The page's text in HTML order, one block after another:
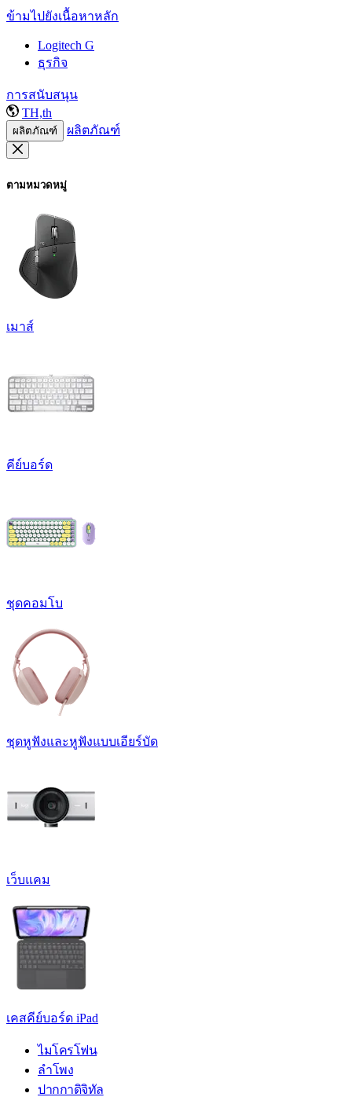
ข้ามไปยังเนื้อหาหลัก
Logitech G
ธุรกิจ
การสนับสนุน
TH,th
ผลิตภัณฑ์ ผลิตภัณฑ์
ตามหมวดหมู่
เมาส์
คีย์บอร์ด
ชุดคอมโบ
ชุดหูฟังและหูฟังแบบเอียร์บัด
เว็บแคม
เคสคีย์บอร์ด iPad
ไมโครโฟน
ลำโพง
ปากกาดิจิทัล